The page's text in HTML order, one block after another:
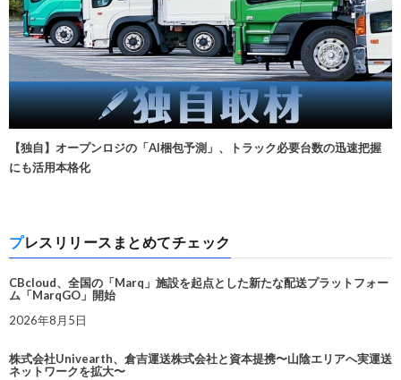
【独自】オープンロジの「AI梱包予測」、トラック必要台数の迅速把握
にも活用本格化
プレスリリースまとめてチェック
CBcloud、全国の「Marq」施設を起点とした新たな配送プラットフォー
ム「MarqGO」開始
2026年8月5日
株式会社Univearth、倉吉運送株式会社と資本提携〜山陰エリアへ実運送
ネットワークを拡大〜